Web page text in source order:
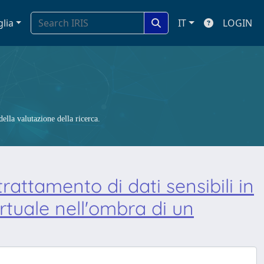
IT LOGIN
valutazione della ricerca.
di dati sensibili in
nell'ombra di un